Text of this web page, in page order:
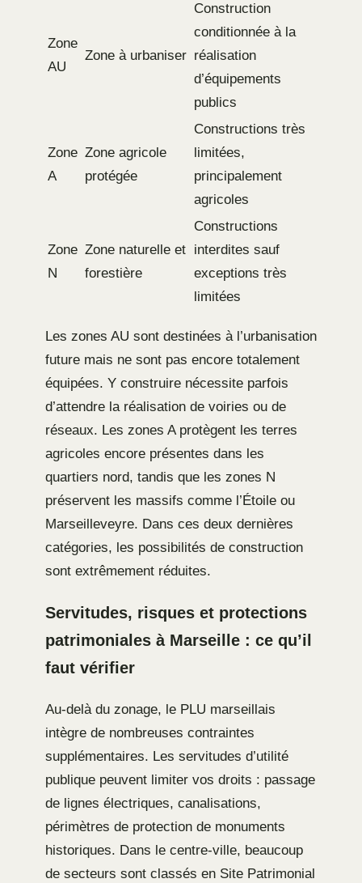
Zone
AU
Zone à urbaniser
Construction
conditionnée à la
réalisation
d’équipements
publics
Zone
A
Zone agricole
protégée
Constructions très
limitées,
principalement
agricoles
Zone
N
Zone naturelle et
forestière
Constructions
interdites sauf
exceptions très
limitées
Les zones AU sont destinées à l’urbanisation
future mais ne sont pas encore totalement
équipées. Y construire nécessite parfois
d’attendre la réalisation de voiries ou de
réseaux. Les zones A protègent les terres
agricoles encore présentes dans les
quartiers nord, tandis que les zones N
préservent les massifs comme l’Étoile ou
Marseilleveyre. Dans ces deux dernières
catégories, les possibilités de construction
sont extrêmement réduites.
Servitudes, risques et protections
patrimoniales à Marseille : ce qu’il
faut vérifier
Au-delà du zonage, le PLU marseillais
intègre de nombreuses contraintes
supplémentaires. Les servitudes d’utilité
publique peuvent limiter vos droits : passage
de lignes électriques, canalisations,
périmètres de protection de monuments
historiques. Dans le centre-ville, beaucoup
de secteurs sont classés en Site Patrimonial